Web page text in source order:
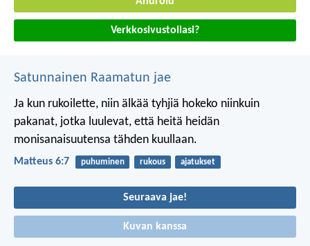
Verkkosivustollasi?
Satunnainen Raamatun jae
Ja kun rukoilette, niin älkää tyhjiä hokeko niinkuin
pakanat, jotka luulevat, että heitä heidän
monisanaisuutensa tähden kuullaan.
Matteus 6:7 puhuminen rukous ajatukset
Seuraava jae!
Kuvan kanssa